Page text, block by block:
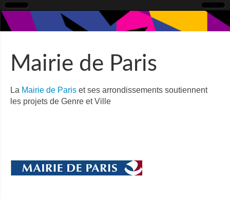
Mairie de Paris
La Mairie de Paris et ses arrondissements soutiennent
les projets de Genre et Ville